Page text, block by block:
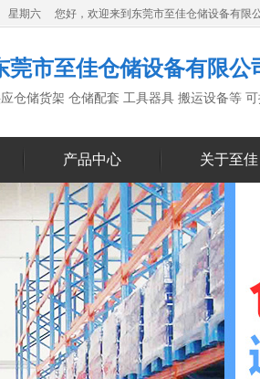
星期六 您好，欢迎来到东莞市至佳仓储设备有限
莞市至佳仓储设备有限公
仓储货架 仓储配套 工具器具 搬运设备等
产品中心 关于至佳